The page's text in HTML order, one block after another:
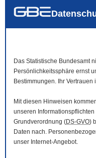
auch in allen Texten
Das Statistische Bundesamt
Persönlichkeitssphäre ernst
Bestimmungen. Ihr Vertrauen
Mit diesen Hinweisen
unseren
Grundverordnung (DS-GVO)
Daten nach.
unser Internet-Angebot.